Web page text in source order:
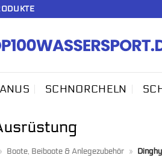
SCHNORCHELN
Boote, Beiboote & Anlegezubehör »